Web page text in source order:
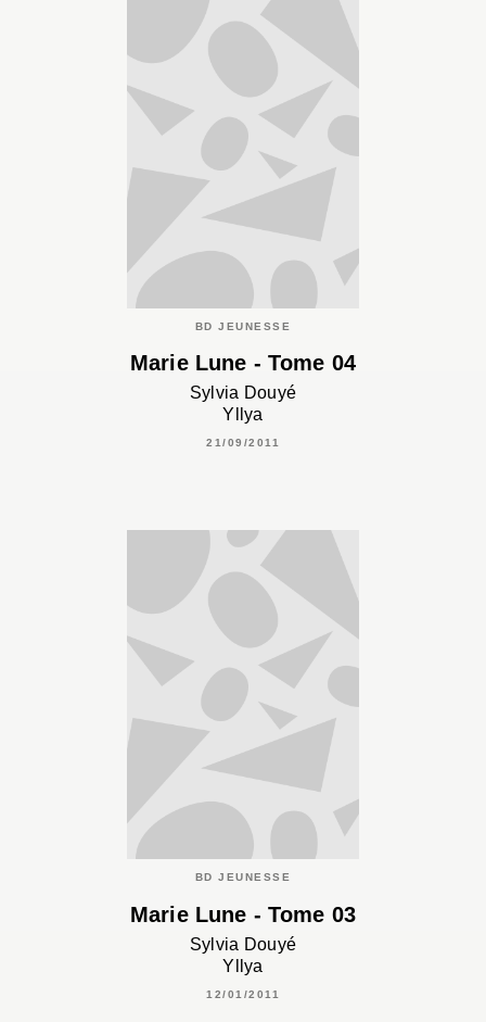
BD JEUNESSE
Marie Lune - Tome 04
Sylvia Douyé
Yllya
21/09/2011
BD JEUNESSE
Marie Lune - Tome 03
Sylvia Douyé
Yllya
12/01/2011